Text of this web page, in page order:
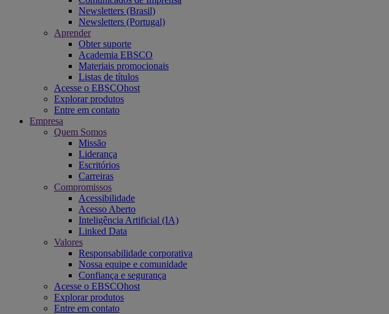
Newsletters (Brasil)
Newsletters (Portugal)
Aprender
Obter suporte
Academia EBSCO
Materiais promocionais
Listas de títulos
Acesse o EBSCOhost
Explorar produtos
Entre em contato
Empresa
Quem Somos
Missão
Liderança
Escritórios
Carreiras
Compromissos
Acessibilidade
Acesso Aberto
Inteligência Artificial (IA)
Linked Data
Valores
Responsabilidade corporativa
Nossa equipe e comunidade
Confiança e segurança
Acesse o EBSCOhost
Explorar produtos
Entre em contato